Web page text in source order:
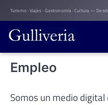
Skip
to
content
Turismo · Viajes · Gastronomía · Cultura —
Empleo
Somos un medio